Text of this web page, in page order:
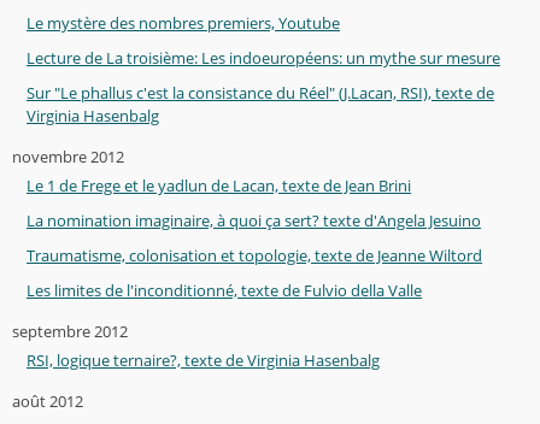
Le mystère des nombres premiers, Youtube
Lecture de La troisième: Les indoeuropéens: un mythe sur mesure
Sur "Le phallus c'est la consistance du Réel" (J.Lacan, RSI), texte de
Virginia Hasenbalg
novembre 2012
Le 1 de Frege et le yadlun de Lacan, texte de Jean Brini
La nomination imaginaire, à quoi ça sert? texte d'Angela Jesuino
Traumatisme, colonisation et topologie, texte de Jeanne Wiltord
Les limites de l'inconditionné, texte de Fulvio della Valle
septembre 2012
RSI, logique ternaire?, texte de Virginia Hasenbalg
août 2012